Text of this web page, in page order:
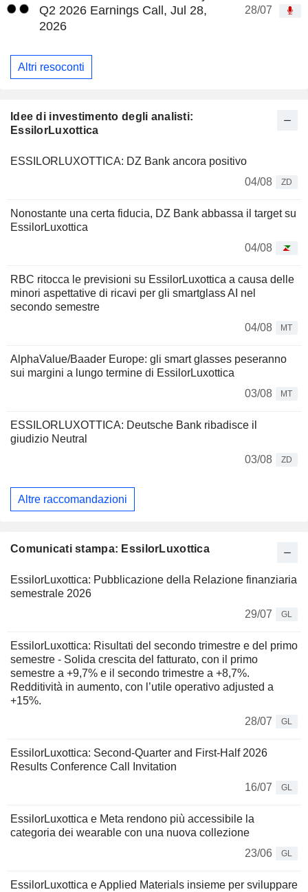
Q2 2026 Earnings Call, Jul 28,
2026
28/07
Altri resoconti
Idee di investimento degli analisti:
EssilorLuxottica
ESSILORLUXOTTICA: DZ Bank ancora positivo
04/08
ZD
Nonostante una certa fiducia, DZ Bank abbassa il target su
EssilorLuxottica
04/08
RBC ritocca le previsioni su EssilorLuxottica a causa delle
minori aspettative di ricavi per gli smartglass AI nel
secondo semestre
04/08
MT
AlphaValue/Baader Europe: gli smart glasses peseranno
sui margini a lungo termine di EssilorLuxottica
03/08
MT
ESSILORLUXOTTICA: Deutsche Bank ribadisce il
giudizio Neutral
03/08
ZD
Altre raccomandazioni
Comunicati stampa: EssilorLuxottica
EssilorLuxottica: Pubblicazione della Relazione finanziaria
semestrale 2026
29/07
GL
EssilorLuxottica: Risultati del secondo trimestre e del primo
semestre - Solida crescita del fatturato, con il primo
semestre a +9,7% e il secondo trimestre a +8,7%.
Redditività in aumento, con l’utile operativo adjusted a
+15%.
28/07
GL
EssilorLuxottica: Second-Quarter and First-Half 2026
Results Conference Call Invitation
16/07
GL
EssilorLuxottica e Meta rendono più accessibile la
categoria dei wearable con una nuova collezione
23/06
GL
EssilorLuxottica e Applied Materials insieme per sviluppare